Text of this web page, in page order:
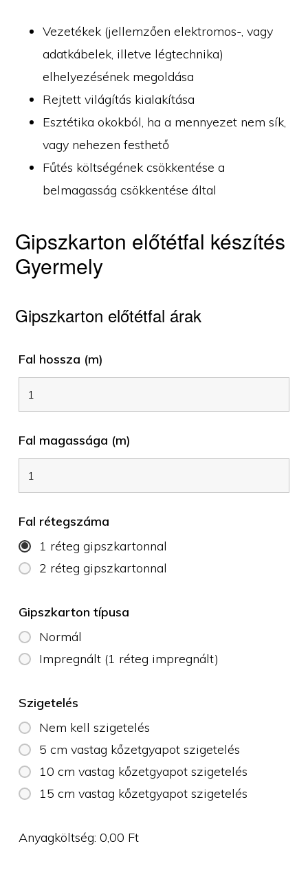
Vezetékek (jellemzően elektromos-, vagy
adatkábelek, illetve légtechnika)
elhelyezésének megoldása
Rejtett világítás kialakítása
Esztétika okokból, ha a mennyezet nem sík,
vagy nehezen festhető
Fűtés költségének csökkentése a
belmagasság csökkentése által
Gipszkarton előtétfal készítés
Gyermely
Gipszkarton előtétfal árak
Fal hossza (m)
Fal magassága (m)
Fal rétegszáma
1 réteg gipszkartonnal
2 réteg gipszkartonnal
Gipszkarton típusa
Normál
Impregnált (1 réteg impregnált)
Szigetelés
Nem kell szigetelés
5 cm vastag kőzetgyapot szigetelés
10 cm vastag kőzetgyapot szigetelés
15 cm vastag kőzetgyapot szigetelés
Anyagköltség:0,00 Ft